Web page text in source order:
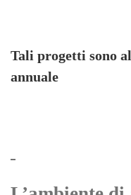
Tali progetti sono
annuale